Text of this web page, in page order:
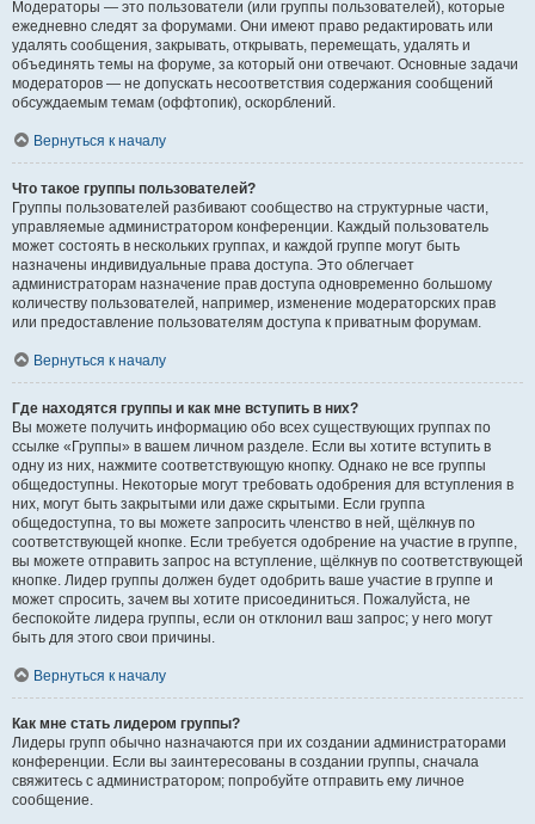
Модераторы — это пользователи (или группы пользователей), которые
ежедневно следят за форумами. Они имеют право редактировать или
удалять сообщения, закрывать, открывать, перемещать, удалять и
объединять темы на форуме, за который они отвечают. Основные задачи
модераторов — не допускать несоответствия содержания сообщений
обсуждаемым темам (оффтопик), оскорблений.
Вернуться к началу
Что такое группы пользователей?
Группы пользователей разбивают сообщество на структурные части,
управляемые администратором конференции. Каждый пользователь
может состоять в нескольких группах, и каждой группе могут быть
назначены индивидуальные права доступа. Это облегчает
администраторам назначение прав доступа одновременно большому
количеству пользователей, например, изменение модераторских прав
или предоставление пользователям доступа к приватным форумам.
Вернуться к началу
Где находятся группы и как мне вступить в них?
Вы можете получить информацию обо всех существующих группах по
ссылке «Группы» в вашем личном разделе. Если вы хотите вступить в
одну из них, нажмите соответствующую кнопку. Однако не все группы
общедоступны. Некоторые могут требовать одобрения для вступления в
них, могут быть закрытыми или даже скрытыми. Если группа
общедоступна, то вы можете запросить членство в ней, щёлкнув по
соответствующей кнопке. Если требуется одобрение на участие в группе,
вы можете отправить запрос на вступление, щёлкнув по соответствующей
кнопке. Лидер группы должен будет одобрить ваше участие в группе и
может спросить, зачем вы хотите присоединиться. Пожалуйста, не
беспокойте лидера группы, если он отклонил ваш запрос; у него могут
быть для этого свои причины.
Вернуться к началу
Как мне стать лидером группы?
Лидеры групп обычно назначаются при их создании администраторами
конференции. Если вы заинтересованы в создании группы, сначала
свяжитесь с администратором; попробуйте отправить ему личное
сообщение.